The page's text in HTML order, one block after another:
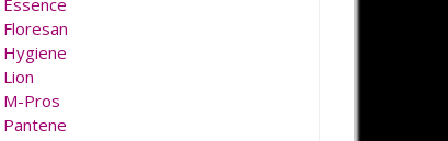
Essence
Floresan
Hygiene
Lion
M-Pros
Pantene